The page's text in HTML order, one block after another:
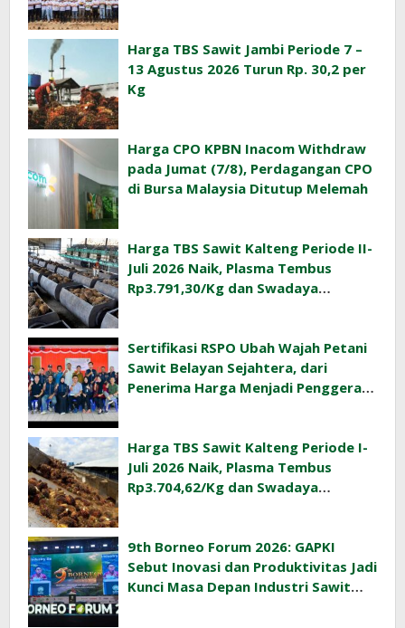
Harga TBS Sawit Jambi Periode 7 –
13 Agustus 2026 Turun Rp. 30,2 per
Kg
Harga CPO KPBN Inacom Withdraw
pada Jumat (7/8), Perdagangan CPO
di Bursa Malaysia Ditutup Melemah
Harga TBS Sawit Kalteng Periode II-
Juli 2026 Naik, Plasma Tembus
Rp3.791,30/Kg dan Swadaya
Sertifikasi RSPO Ubah Wajah Petani
Sawit Belayan Sejahtera, dari
Penerima Harga Menjadi Penggerak
Harga TBS Sawit Kalteng Periode I-
Juli 2026 Naik, Plasma Tembus
Rp3.704,62/Kg dan Swadaya
9th Borneo Forum 2026: GAPKI
Sebut Inovasi dan Produktivitas Jadi
Kunci Masa Depan Industri Sawit